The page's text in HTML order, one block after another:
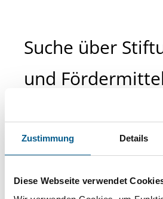
Zustimmung Details
Diese Webseite verwendet
Suche über
und Fördermittel
Sie suchen finanzielle
Projekt oder ein Vorhaben?
direkt über unsere
Stiftungsdatenbank
Suche bitte die Groß- und